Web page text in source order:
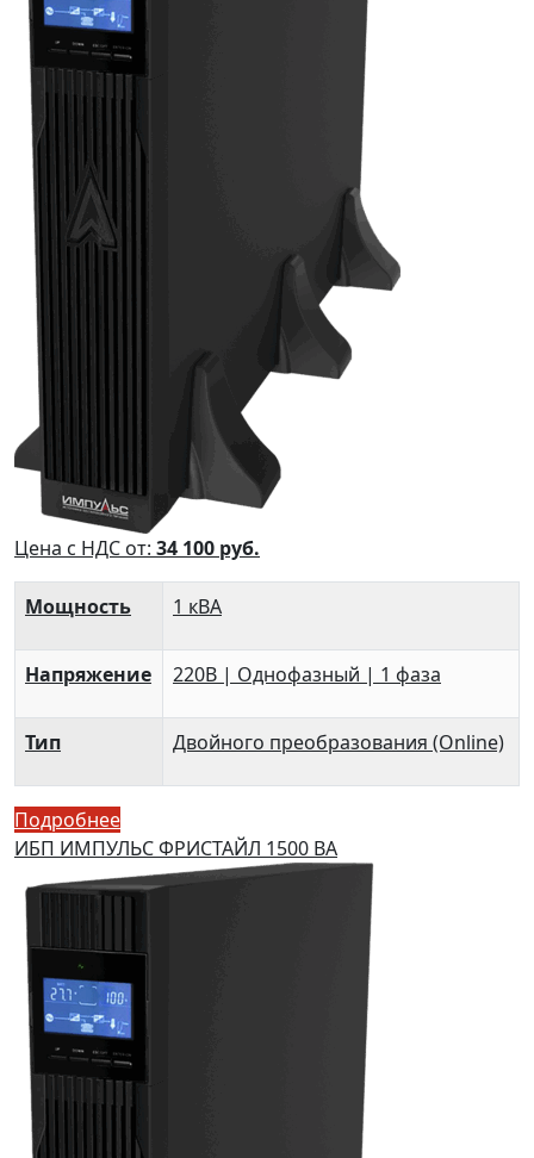
Цена с НДС от: 34 100 руб.
Мощность 1 кВА
Напряжение 220В | Однофазный | 1 фаза
Тип Двойного преобразования (Online)
Подробнее
ИБП ИМПУЛЬС ФРИСТАЙЛ 1500 ВА